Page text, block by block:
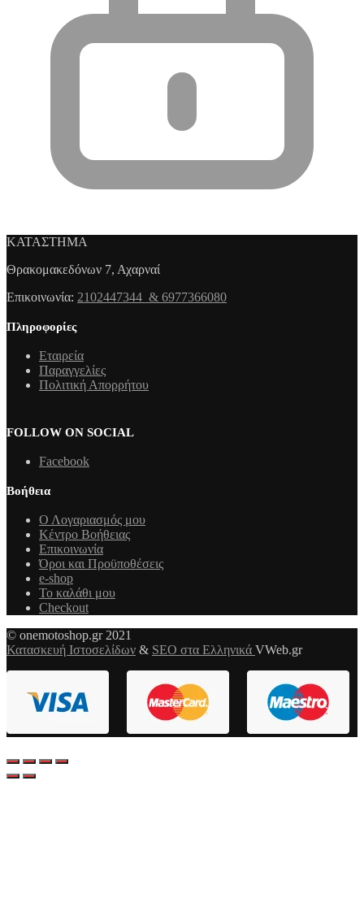
ΚΑΤΑΣΤΗΜΑ
Θρακομακεδόνων 7, Αχαρναί
Επικοινωνία: 2102447344 & 6977366080
Πληροφορίες
Εταιρεία
Παραγγελίες
Πολιτική Απορρήτου
FOLLOW ON SOCIAL
Facebook
Βοήθεια
Ο Λογαριασμός μου
Κέντρο Βοήθειας
Επικοινωνία
Όροι και Προϋποθέσεις
e-shop
Το καλάθι μου
Checkout
© onemotoshop.gr 2021
Κατασκευή Ιστοσελίδων & SEO στα Ελληνικά VWeb.gr